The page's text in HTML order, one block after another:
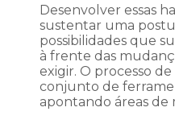
Desenvolver essas
sustentar uma
possibilidades que
à frente das
exigir. O processo
conjunto de
apontando áreas de